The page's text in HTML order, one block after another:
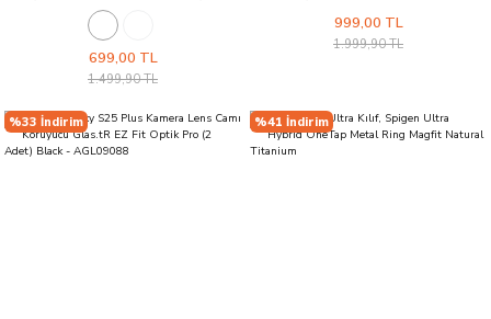
Clear
699,00 TL
1.499,90 TL
999,00 TL
1.999,90 TL
%33 İndirim %41 İndirim